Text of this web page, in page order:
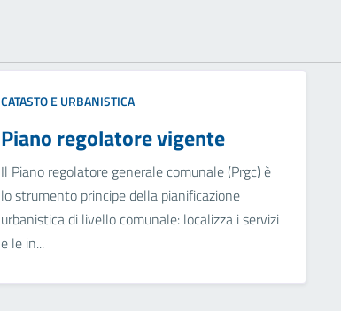
CATASTO E URBANISTICA
Piano regolatore vigente
Il Piano regolatore generale comunale (Prgc) è
lo strumento principe della pianificazione
urbanistica di livello comunale: localizza i servizi
e le in...